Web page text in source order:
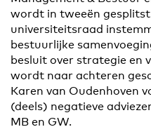
wordt in tweeën
universiteitsraad
bestuurlijke
besluit over strategie en
wordt naar achteren
Karen van Oudenhoven
(deels) negatieve
MB en GW.